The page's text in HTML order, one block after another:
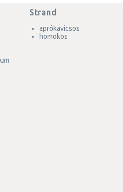
Strand
aprókavicsos
homokos